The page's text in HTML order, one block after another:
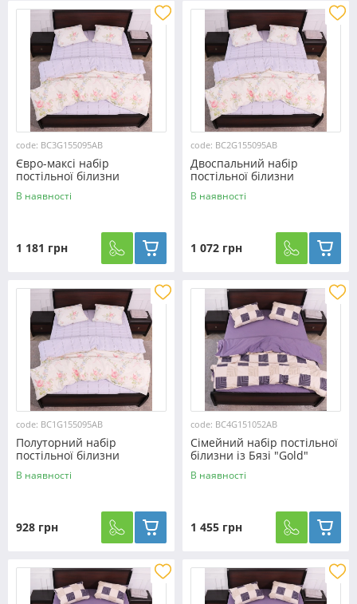
code: BC3G155095AB
Євро-максі набір
постільної білизни
200*220 із Бязі "Gold"
№155095AB Черешенка™
В наявності
1 181 грн
code: BC2G155095AB
Двоспальний набір
постільної білизни
180*220 із Бязі "Gold"
№155095AB Черешенка™
В наявності
1 072 грн
code: BC1G155095AB
Полуторний набір
постільної білизни
150*220 із Бязі "Gold"
№155095AB Черешенька™
В наявності
928 грн
code: BC4G151052AB
Сімейний набір постільної
білизни із Бязі "Gold"
№151052AB Черешенька™
В наявності
1 455 грн